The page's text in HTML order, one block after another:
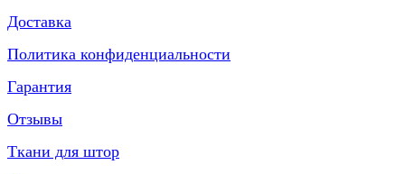
Доставка
Политика конфиденциальности
Гарантия
Отзывы
Ткани для штор